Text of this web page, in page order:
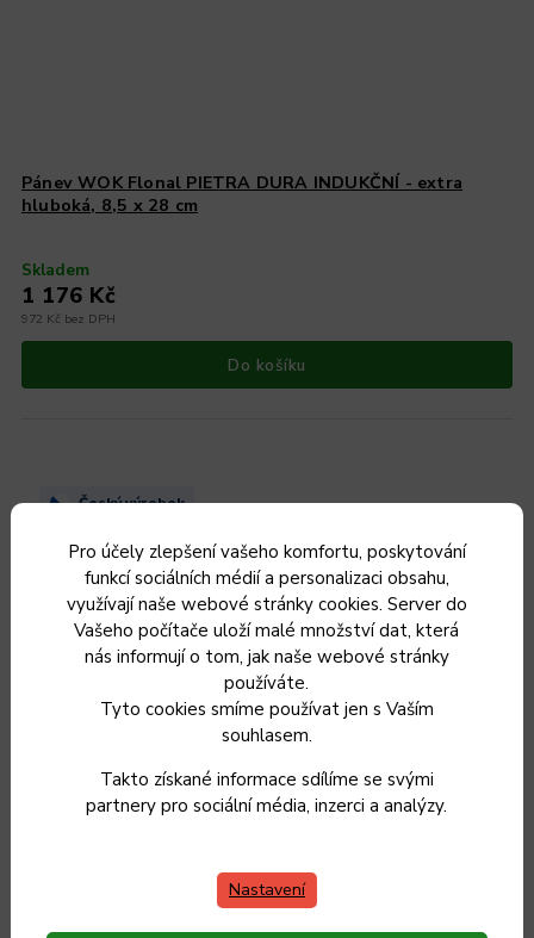
Pro účely zlepšení vašeho komfortu, poskytování
funkcí sociálních médií a personalizaci obsahu,
využívají naše webové stránky cookies. Server do
Vašeho počítače uloží malé množství dat, která
nás informují o tom, jak naše webové stránky
používáte.
Tyto cookies smíme používat jen s Vaším
souhlasem.
Takto získané informace sdílíme se svými
partnery pro sociální média, inzerci a analýzy.
Nastavení
Pánev WOK Flonal PIETRA DURA INDUKČNÍ - extra
hluboká, 8,5 x 28 cm
Skladem
972 Kč bez DPH
1 176 Kč
Do košíku
Český výrobek
Nejnižší cena za
posledních 30
dní 699 kč
Grilovací pánev PROTITAN linie Granit, černá,
neindukční, 25 x 35 x 4 cm